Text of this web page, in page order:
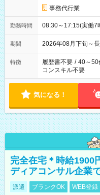
事務代行業
勤務時間 08:30～17:15(実働
期間 2026年08月下旬～
特徴 履歴書不要 / 40～50
コンスキル不要
気になる！
完全在宅＊時給1900
ディアコンサル企業
派遣 ブランクOK WEB登録